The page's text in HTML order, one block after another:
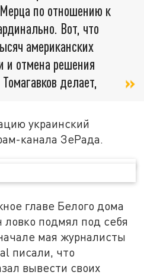
по отношению к
Вот, что
американских
и отмена решения
делает,
украинский
канала ЗеРада.
главе Белого дома
подмял под себя
мая журналисты
писали, что
вывести своих